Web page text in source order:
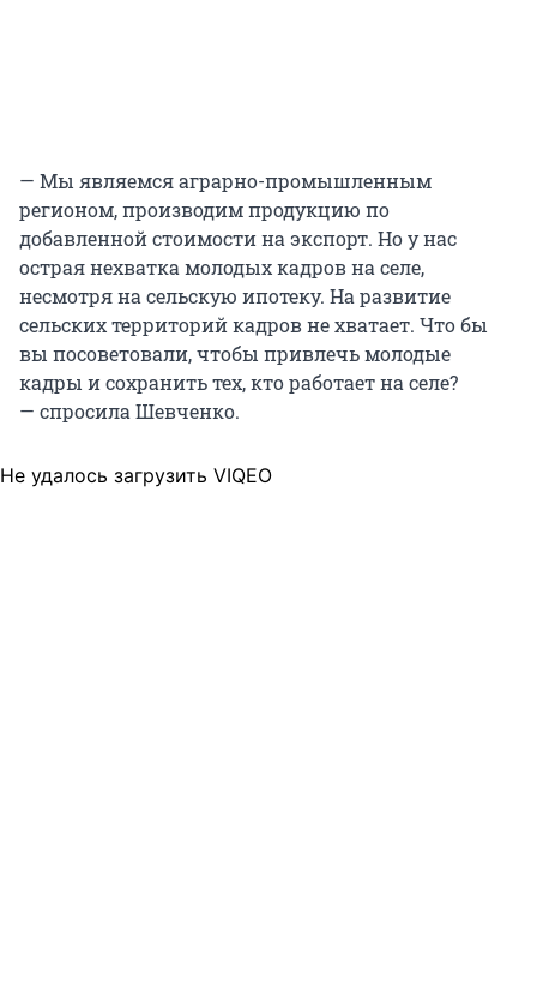
— Мы являемся аграрно-промышленным
регионом, производим продукцию по
добавленной стоимости на экспорт. Но у нас
острая нехватка молодых кадров на селе,
несмотря на сельскую ипотеку. На развитие
сельских территорий кадров не хватает. Что бы
вы посоветовали, чтобы привлечь молодые
кадры и сохранить тех, кто работает на селе?
— спросила Шевченко.
Не удалось загрузить VIQEO